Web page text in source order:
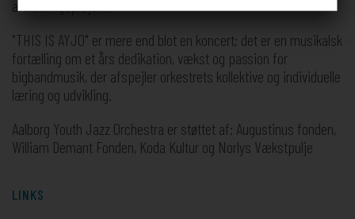
afslutningsprojekt.
"THIS IS AYJO" er mere end blot en koncert; det er en musikalsk
fortælling om et års dedikation, vækst og passion for
bigbandmusik, der afspejler orkestrets kollektive og individuelle
læring og udvikling.
Aalborg Youth Jazz Orchestra er støttet af: Augustinus fonden,
William Demant Fonden, Koda Kultur og Norlys Vækstpulje
LINKS